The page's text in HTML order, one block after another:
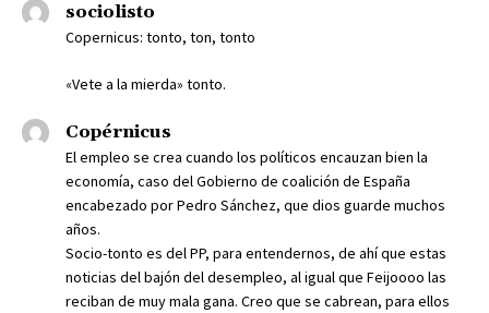
sociolisto
Copernicus: tonto, ton, tonto
«Vete a la mierda» tonto.
Copérnicus
El empleo se crea cuando los políticos encauzan bien la
economía, caso del Gobierno de coalición de España
encabezado por Pedro Sánchez, que dios guarde muchos
años.
Socio-tonto es del PP, para entendernos, de ahí que estas
noticias del bajón del desempleo, al igual que Feijoooo las
reciban de muy mala gana. Creo que se cabrean, para ellos